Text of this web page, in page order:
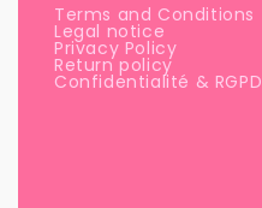
Terms and Conditions
Legal notice
Privacy Policy
Return policy
Confidentialité & RGPD